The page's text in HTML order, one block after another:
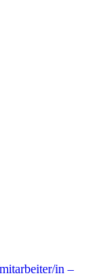
in –